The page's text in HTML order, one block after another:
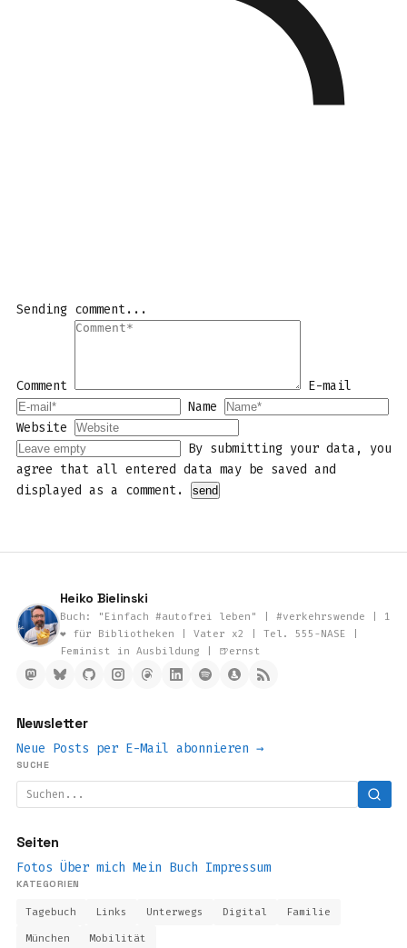
Sending comment...
Comment
E-mail
Name
Website
By submitting your data, you
agree that all entered data may be saved and
displayed as a comment.
Heiko Bielinski
Buch: "Einfach #autofrei leben" | #verkehrswende | 1
❤️ für Bibliotheken | Vater x2 | Tel. 555-NASE |
Feminist in Ausbildung | 🍺ernst
Newsletter
Neue Posts per E-Mail abonnieren →
SUCHE
Seiten
Fotos Über mich Mein Buch Impressum
KATEGORIEN
Tagebuch Links Unterwegs Digital Familie
München Mobilität